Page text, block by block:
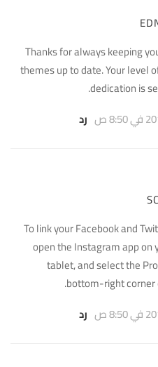
Thanks for always keeping
themes up to date. Your level
dedication is
رد
To link your Facebook and
open the Instagram app on
tablet, and select the
bottom-right corner
رد